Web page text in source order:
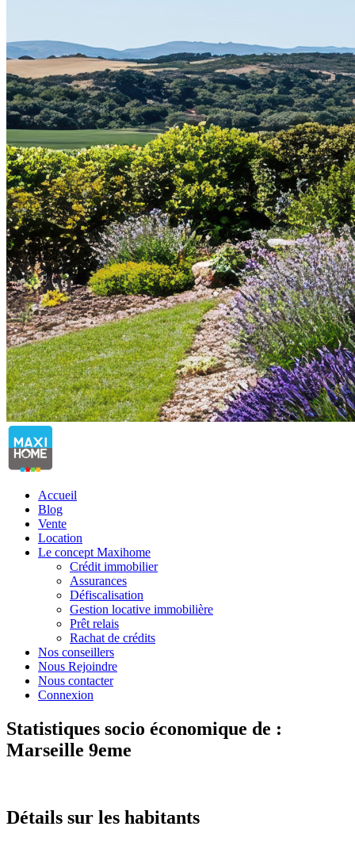
Accueil
Blog
Vente
Location
Le concept Maxihome
Crédit immobilier
Assurances
Défiscalisation
Gestion locative immobilière
Prêt relais
Rachat de crédits
Nos conseillers
Nous Rejoindre
Nous contacter
Connexion
Statistiques socio économique de :
Marseille 9eme
Détails sur les habitants